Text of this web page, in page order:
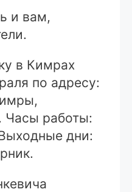
и вам,
в Кимрах
по адресу:
Часы работы:
дни: